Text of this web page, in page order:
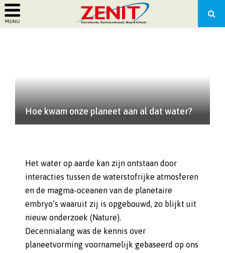
PRIMARY
Hoe kwam onze planeet aan al dat water?
Het water op aarde kan zijn ontstaan door
interacties tussen de waterstofrijke atmosferen
en de magma-oceanen van de planetaire
embryo’s waaruit zij is opgebouwd, zo blijkt uit
nieuw onderzoek (Nature).
Decennialang was de kennis over
planeetvorming voornamelijk gebaseerd op ons